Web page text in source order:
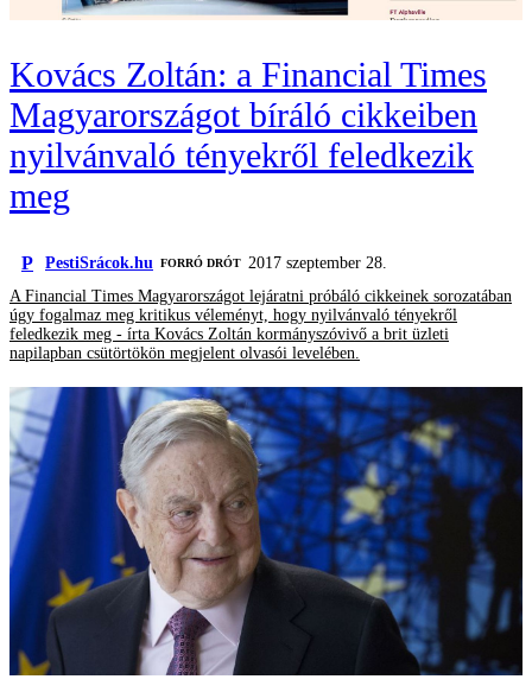
Kovács Zoltán: a Financial Times
Magyarországot bíráló cikkeiben
nyilvánvaló tényekről feledkezik
meg
P PestiSrácok.hu FORRÓ DRÓT
2017 szeptember 28.
A Financial Times Magyarországot lejáratni próbáló cikkeinek sorozatában
úgy fogalmaz meg kritikus véleményt, hogy nyilvánvaló tényekről
feledkezik meg - írta Kovács Zoltán kormányszóvivő a brit üzleti
napilapban csütörtökön megjelent olvasói levelében.